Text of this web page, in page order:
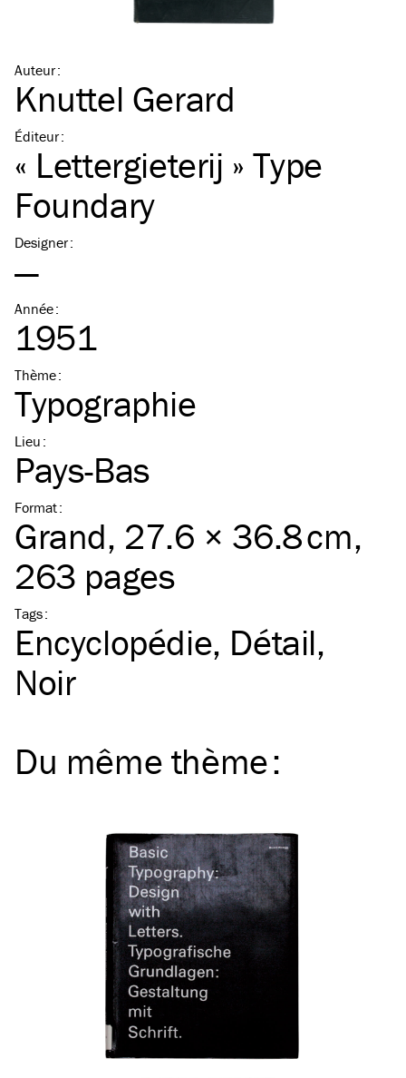
Auteur:
Knuttel Gerard
Éditeur:
« Lettergieterij » Type
Foundary
Designer:
—
Année:
1951
Thème:
Typographie
Lieu :
Pays-Bas
Format:
Grand, 27.6 × 36.8 cm,
263 pages
Tags:
Encyclopédie Détail
Noir
Du même thème: